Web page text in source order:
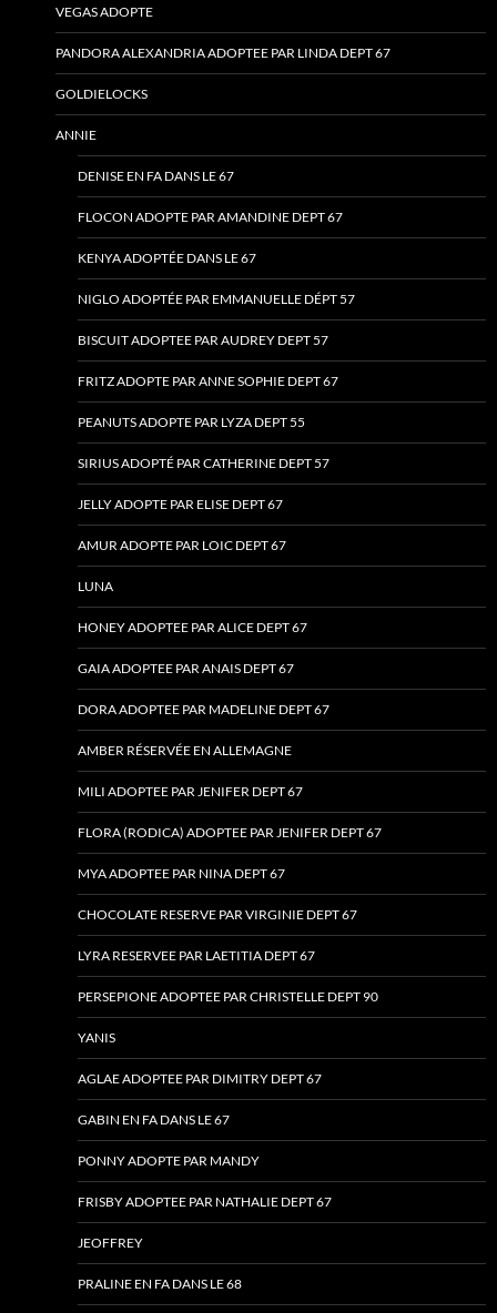
VEGAS ADOPTE
PANDORA ALEXANDRIA ADOPTEE PAR LINDA DEPT 67
GOLDIELOCKS
ANNIE
DENISE EN FA DANS LE 67
FLOCON ADOPTE PAR AMANDINE DEPT 67
KENYA ADOPTÉE DANS LE 67
NIGLO ADOPTÉE PAR EMMANUELLE DÉPT 57
BISCUIT ADOPTEE PAR AUDREY DEPT 57
FRITZ ADOPTE PAR ANNE SOPHIE DEPT 67
PEANUTS ADOPTE PAR LYZA DEPT 55
SIRIUS ADOPTÉ PAR CATHERINE DEPT 57
JELLY ADOPTE PAR ELISE DEPT 67
AMUR ADOPTE PAR LOIC DEPT 67
LUNA
HONEY ADOPTEE PAR ALICE DEPT 67
GAIA ADOPTEE PAR ANAIS DEPT 67
DORA ADOPTEE PAR MADELINE DEPT 67
AMBER RÉSERVÉE EN ALLEMAGNE
MILI ADOPTEE PAR JENIFER DEPT 67
FLORA (RODICA) ADOPTEE PAR JENIFER DEPT 67
MYA ADOPTEE PAR NINA DEPT 67
CHOCOLATE RESERVE PAR VIRGINIE DEPT 67
LYRA RESERVEE PAR LAETITIA DEPT 67
PERSEPIONE ADOPTEE PAR CHRISTELLE DEPT 90
YANIS
AGLAE ADOPTEE PAR DIMITRY DEPT 67
GABIN EN FA DANS LE 67
PONNY ADOPTE PAR MANDY
FRISBY ADOPTEE PAR NATHALIE DEPT 67
JEOFFREY
PRALINE EN FA DANS LE 68